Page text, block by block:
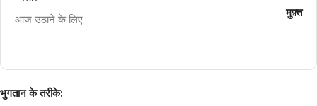
आज उठाने के लिए मुफ़्त
भुगतान के तरीके: